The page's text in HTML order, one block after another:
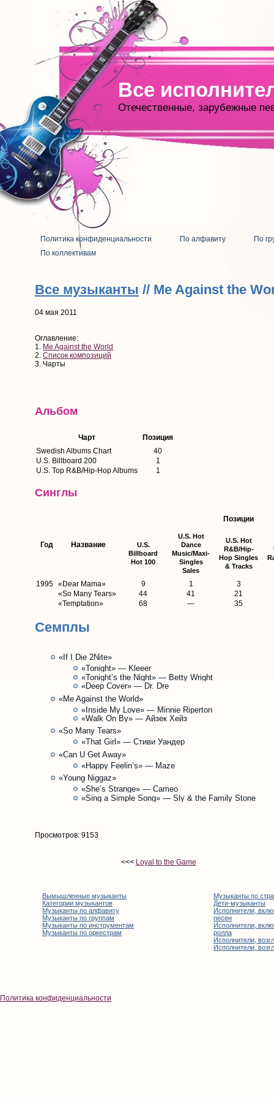
Все
Отечественные, зарубежные
Политика конфиденциальности По алфавиту
По
По коллективам
Все музыканты // Me Against the
04 мая 2011
Оглавление:
1. Me Against the World
2. Список композиций
3. Чарты
Альбом
Чарт
Позиция
Swedish Albums Chart
40
U.S. Billboard 200
1
U.S. Top R&B/Hip-Hop Albums
1
Синглы
Год Название
Позиции
U.S.
Billboard
Hot 100
U.S. Hot
Dance
Music/Maxi-
Singles
Sales
U.S. Hot
R&B/Hip-
Hop Singles
& Tracks
1995 «Dear Mama» 9 1
3
«So Many Tears»
44 41
21
«Temptation»
68 — 35
Семплы
«If I Die 2Nite»
«Tonight» — Kleeer
«Tonight’s the Night» — Betty Wright
«Deep Cover» — Dr. Dre
«Me Against the World»
«Inside My Love» — Minnie Riperton
«Walk On By» — Айзек Хейз
«So Many Tears»
«That Girl» — Стиви Уандер
«Can U Get Away»
«Happy Feelin’s» — Maze
«Young Niggaz»
«She’s Strange» — Cameo
«Sing a Simple Song» — Sly & the Family Stone
Просмотров: 9153
<<< Loyal to the Game
Вымышленные музыканты
Категории музыкантов
Музыканты по алфавиту
Музыканты по группам
Музыканты по инструментам
Музыканты по оркестрам
Музыканты по
Дети-музыканты
Исполнители,
песен
Исполнители,
ролла
Исполнители,
Исполнители,
Политика конфиденциальности